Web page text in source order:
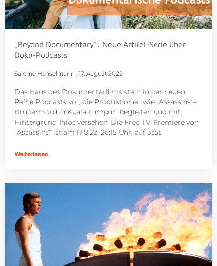
„Beyond Documentary“: Neue Artikel-Serie über
Doku-Podcasts
Salome Hanselmann 17. August 2022
Das Haus des Dokumentarfilms stellt in der neuen
Reihe Podcasts vor, die Produktionen wie „Assassins –
Brudermord in Kuala Lumpur“ begleiten und mit
Hintergrund-Infos versehen. Die Free-TV-Premiere von
„Assassins“ ist am 17.8.22, 20:15 Uhr, auf 3sat.
Weiterlesen